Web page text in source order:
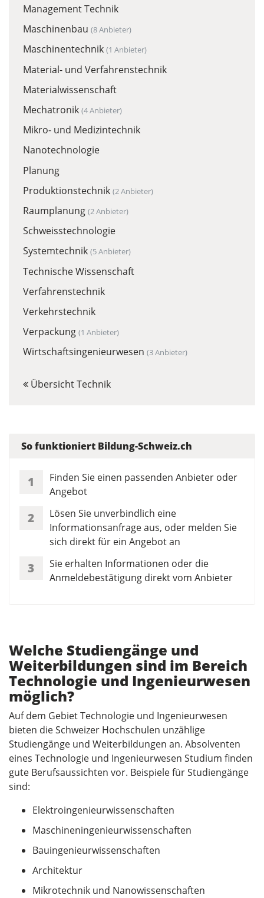
Management Technik
Maschinenbau (8 Anbieter)
Maschinentechnik (1 Anbieter)
Material- und Verfahrenstechnik
Materialwissenschaft
Mechatronik (4 Anbieter)
Mikro- und Medizintechnik
Nanotechnologie
Planung
Produktionstechnik (2 Anbieter)
Raumplanung (2 Anbieter)
Schweisstechnologie
Systemtechnik (5 Anbieter)
Technische Wissenschaft
Verfahrenstechnik
Verkehrstechnik
Verpackung (1 Anbieter)
Wirtschaftsingenieurwesen (3 Anbieter)
Übersicht Technik
Welche Studiengänge und
Weiterbildungen sind im Bereich
Technologie und Ingenieurwesen
möglich?
Auf dem Gebiet Technologie und Ingenieurwesen
bieten die Schweizer Hochschulen unzählige
Studiengänge und Weiterbildungen an. Absolventen
eines Technologie und Ingenieurwesen Studium finden
gute Berufsaussichten vor. Beispiele für Studiengänge
sind:
Elektroingenieurwissenschaften
Maschineningenieurwissenschaften
Bauingenieurwissenschaften
Architektur
Mikrotechnik und Nanowissenschaften
So funktioniert Bildung-Schweiz.ch
1
Finden Sie einen passenden Anbieter oder
Angebot
2
Lösen Sie unverbindlich eine
Informationsanfrage aus, oder melden Sie
sich direkt für ein Angebot an
3
Sie erhalten Informationen oder die
Anmeldebestätigung direkt vom Anbieter